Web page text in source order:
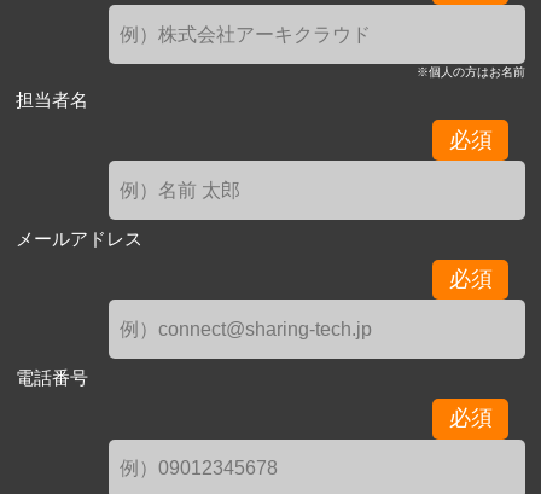
※個人の方はお名前
担当者名
必須
メールアドレス
必須
電話番号
必須